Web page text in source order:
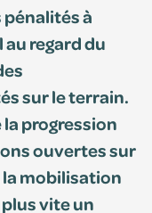
et retrouvez
à
au regard du
sur le terrain.
progression
ouvertes sur
la mobilisation
vite un